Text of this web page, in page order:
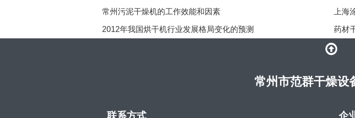
常州污泥干燥机的工作效能和因素 上海
2012年我国烘干机行业发展格局变化的预测 药材
常州市范群干燥设
联系方式 企